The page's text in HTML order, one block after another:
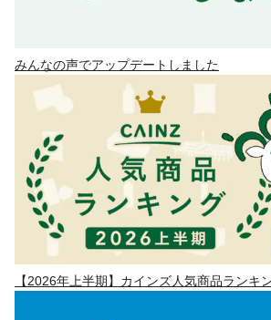
みんなの声でアップデートしました
【2026年上半期】カインズ人気商品ランキ